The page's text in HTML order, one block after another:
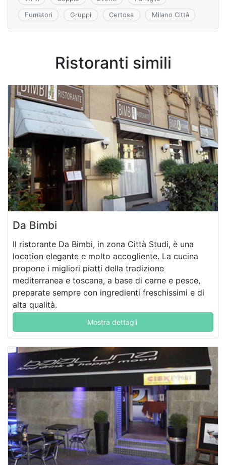
Fumatori Gruppi Certosa Milano Città
Ristoranti simili
Da Bimbi
Il ristorante Da Bimbi, in zona Città Studi, è una
location elegante e molto accogliente. La cucina
propone i migliori piatti della tradizione
mediterranea e toscana, a base di carne e pesce,
preparate sempre con ingredienti freschissimi e di
alta qualità.
Mostra dettagli